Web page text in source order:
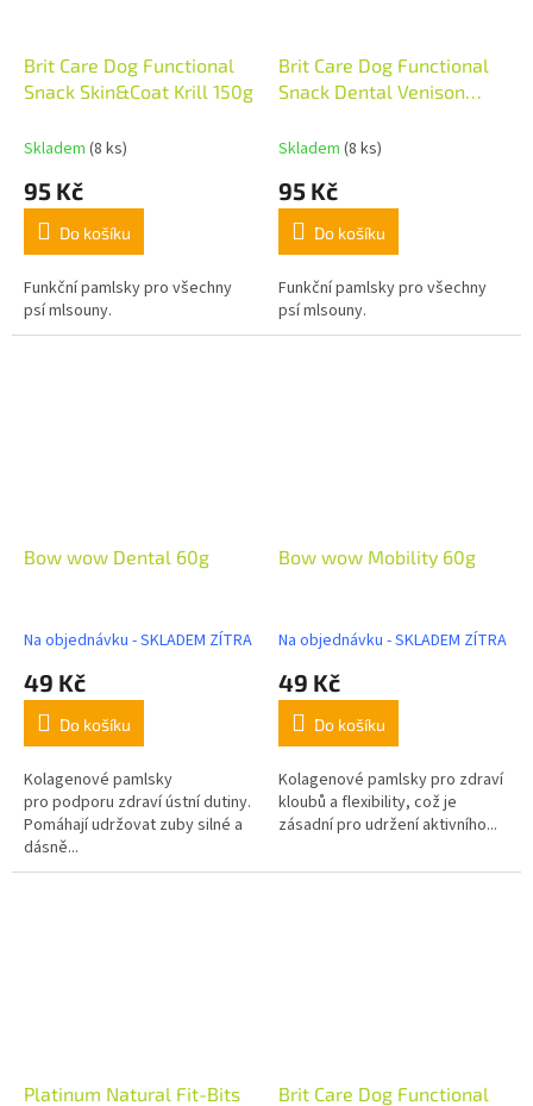
Brit Care Dog Functional
Snack Skin&Coat Krill 150g
Skladem (8 ks)
95 Kč
Do košíku
Funkční pamlsky pro všechny
psí mlsouny.
Brit Care Dog Functional
Snack Dental Venison
Skladem (8 ks)
95 Kč
Do košíku
Funkční pamlsky pro všechny
psí mlsouny.
Bow wow Dental 60g
Na objednávku - SKLADEM ZÍTRA
49 Kč
Do košíku
Kolagenové pamlsky
pro podporu zdraví ústní dutiny.
Pomáhají udržovat zuby silné a
dásně...
Bow wow Mobility 60g
Na objednávku - SKLADEM ZÍTRA
49 Kč
Do košíku
Kolagenové pamlsky pro zdraví
kloubů a flexibility, což je
zásadní pro udržení aktivního...
Platinum Natural Fit-Bits
Brit Care Dog Functional